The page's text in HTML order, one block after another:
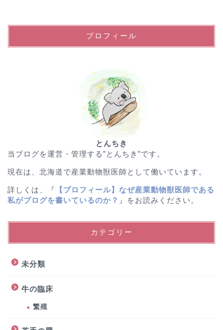
プロフィール
とんちき
当ブログを運営・管理する”とんちき”です。
現在は、北海道で産業動物獣医師として働いています。
詳しくは、『
【プロフィール】なぜ産業動物獣医師である
私がブログを書いているのか？ 』をお読みください。
カテゴリー
未分類
牛の臨床
繁殖